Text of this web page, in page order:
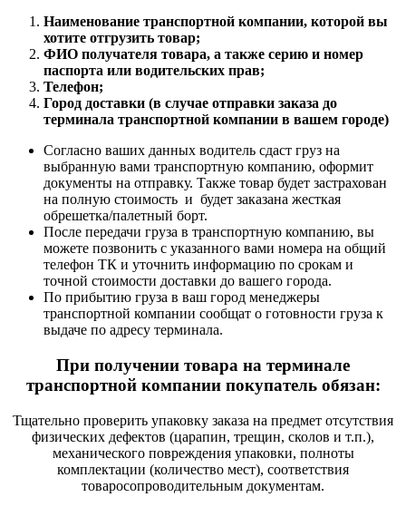
Наименование транспортной компании, которой вы
хотите отгрузить товар;
ФИО получателя товара, а также серию и номер
паспорта или водительских прав;
Телефон;
Город доставки (в случае отправки заказа до
терминала транспортной компании в вашем городе)
Согласно ваших данных водитель сдаст груз на
выбранную вами транспортную компанию, оформит
документы на отправку. Также товар будет застрахован
на полную стоимость и будет заказана жесткая
обрешетка/палетный борт.
После передачи груза в транспортную компанию, вы
можете позвонить с указанного вами номера на общий
телефон ТК и уточнить информацию по срокам и
точной стоимости доставки до вашего города.
По прибытию груза в ваш город менеджеры
транспортной компании сообщат о готовности груза к
выдаче по адресу терминала.
При получении товара на терминале
транспортной компании покупатель обязан:
Тщательно проверить упаковку заказа на предмет отсутствия
физических дефектов (царапин, трещин, сколов и т.п.),
механического повреждения упаковки, полноты
комплектации (количество мест), соответствия
товаросопроводительным документам.